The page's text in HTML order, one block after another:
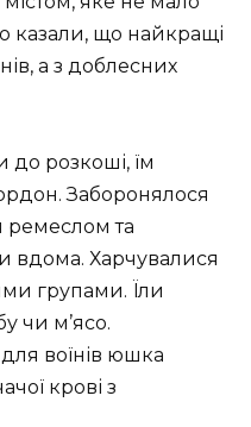
казали, що найкращі
а з доблесних
до розкоші, їм
Заборонялося
ремеслом та
вдома. Харчувалися
групами. Їли
чи м’ясо.
воїнів юшка
крові з